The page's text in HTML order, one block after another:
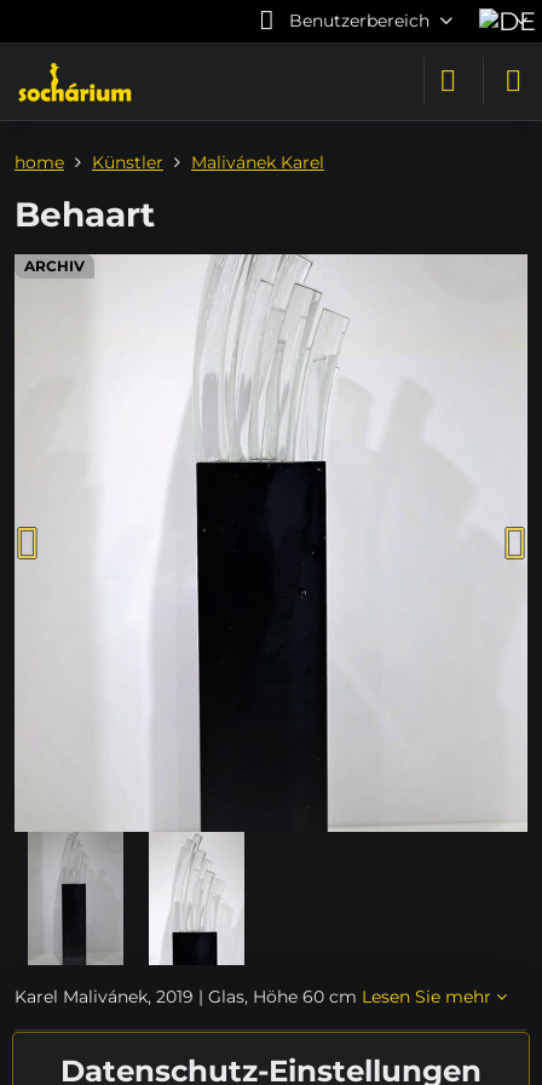
Benutzerbereich
ARCHIV
home Künstler Malivánek Karel
Behaart
Karel Malivánek, 2019 | Glas, Höhe 60 cm Lesen Sie mehr
nicht verfügbar
Datenschutz-Einstellungen